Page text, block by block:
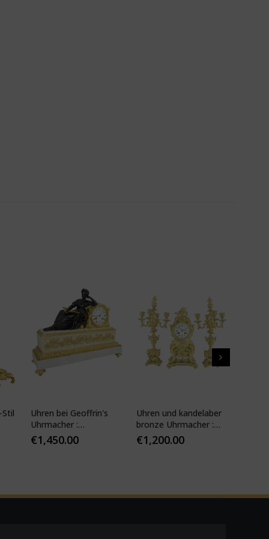
Stil
Uhren bei Geoffrin's
Uhrmacher :
Desfontaines 1850
€1,450.00
Uhren und kandelaber
bronze Uhrmacher :
Mougin
€1,200.00